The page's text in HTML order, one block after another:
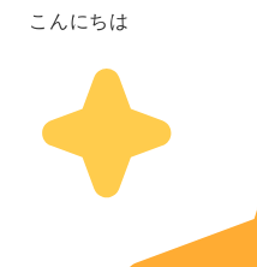
こんにちは